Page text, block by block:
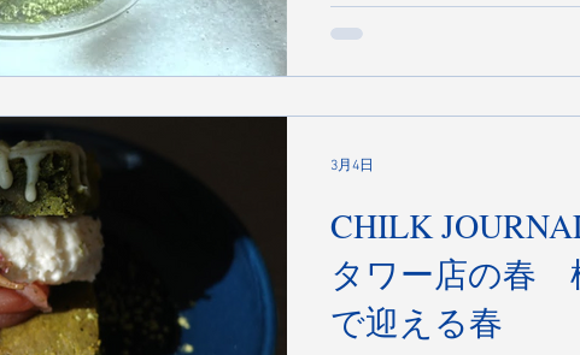
は4月いっぱいまでの予定
試しください！ SUN LIVES
CHILK JOURNAL#53 キ
タワー店の春
で迎える春
3月4日